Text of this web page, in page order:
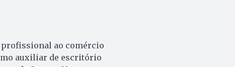
profissional ao comércio
auxiliar de escritório